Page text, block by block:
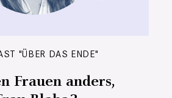
"ÜBER DAS ENDE"
Frauen anders,